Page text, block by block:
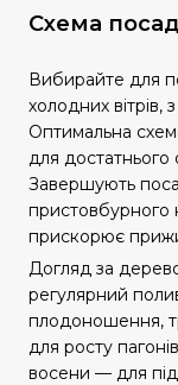
Схема
Вибирайте для
холодних
Оптимальна
для достатнього
Завершують
пристовбурного
прискорює
Догляд за
регулярний
плодоношення,
для росту
восени — для